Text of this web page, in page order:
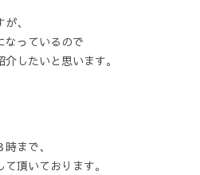
、
なっているので
したいと思います。
まで、
頂いております。